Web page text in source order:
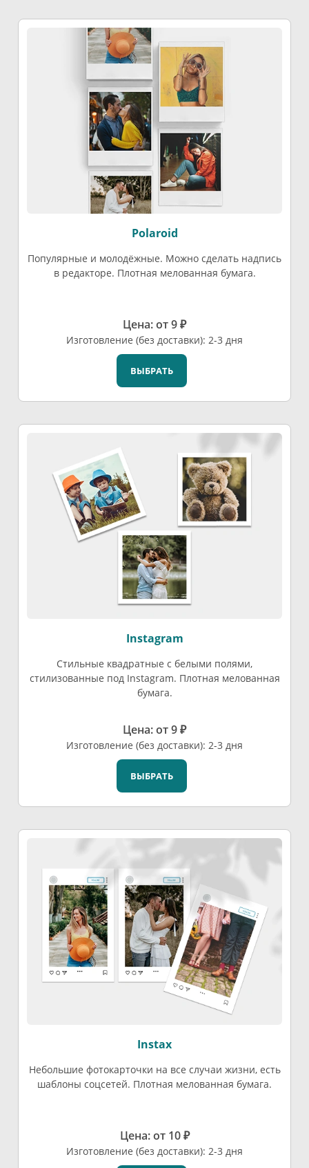
Polaroid
Популярные и молодёжные. Можно сделать надпись
в редакторе. Плотная мелованная бумага.
Цена: от 9 ₽
Изготовление (без доставки): 2-3 дня
ВЫБРАТЬ
Instagram
Стильные квадратные с белыми полями,
стилизованные под Instagram. Плотная мелованная
бумага.
Цена: от 9 ₽
Изготовление (без доставки): 2-3 дня
ВЫБРАТЬ
Instax
Небольшие фотокарточки на все случаи жизни, есть
шаблоны соцсетей. Плотная мелованная бумага.
Цена: от 10 ₽
Изготовление (без доставки): 2-3 дня